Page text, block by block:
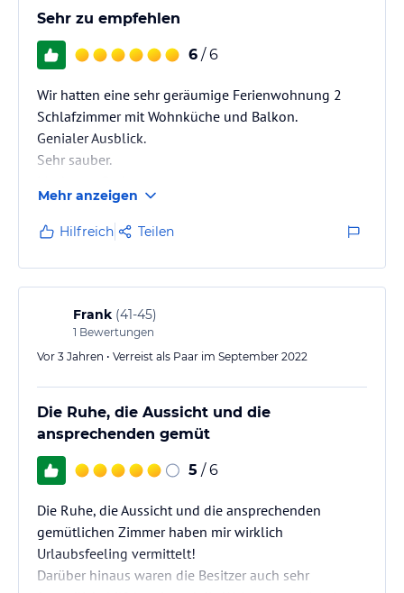
Sehr zu empfehlen
6 / 6
Wir hatten eine sehr geräumige Ferienwohnung 2
Schlafzimmer mit Wohnküche und Balkon.
Genialer Ausblick.
Sehr sauber.
Mehr anzeigen
Hilfreich Teilen
Frank (41-45)
1 Bewertungen
Vor 3 Jahren • Verreist als Paar im September 2022
Die Ruhe, die Aussicht und die
ansprechenden gemüt
5 / 6
Die Ruhe, die Aussicht und die ansprechenden
gemütlichen Zimmer haben mir wirklich
Urlaubsfeeling vermittelt!
Darüber hinaus waren die Besitzer auch sehr